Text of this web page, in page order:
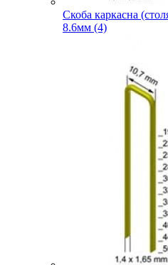
Скоба каркасна
8.6мм (4)